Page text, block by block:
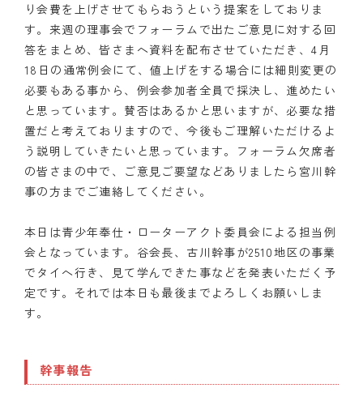
り会費を上げさせてもらおうという提案をしておりま
す。来週の理事会でフォーラムで出たご意見に対する回
答をまとめ、皆さまへ資料を配布させていただき、4月
18日の通常例会にて、値上げをする場合には細則変更の
必要もある事から、例会参加者全員で採決し、進めたい
と思っています。賛否はあるかと思いますが、必要な措
置だと考えておりますので、今後もご理解いただけるよ
う説明していきたいと思っています。フォーラム欠席者
の皆さまの中で、ご意見ご要望などありましたら宮川幹
事の方までご連絡してください。
本日は青少年奉仕・ローターアクト委員会による担当例
会となっています。谷会長、古川幹事が2510地区の事業
でタイへ行き、見て学んできた事などを発表いただく予
定です。それでは本日も最後までよろしくお願いしま
す。
幹事報告